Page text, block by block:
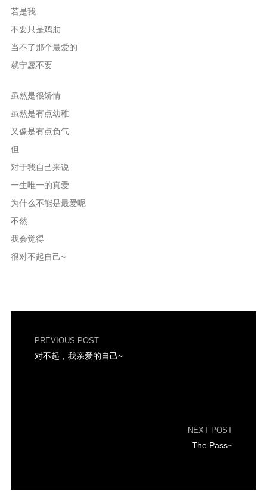
若是我
不要只是鸡肋
当不了那个最爱的
就宁愿不要
虽然是很矫情
虽然是有点幼稚
又像是有点负气
但
对于我自己来说
一生唯一的真爱
为什么不能是最爱呢
不然
我会觉得
很对不起自己~
PREVIOUS POST
对不起，我亲爱的自己~
NEXT POST
The Pass~